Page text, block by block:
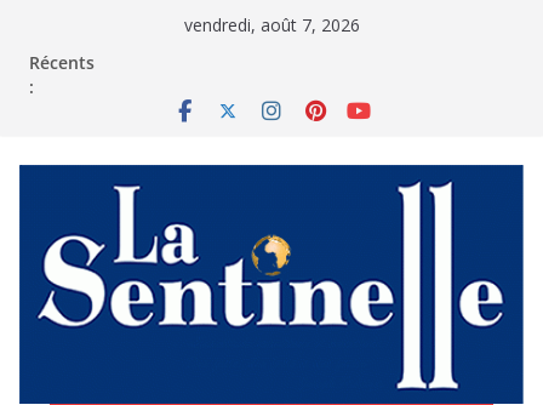
vendredi, août 7, 2026
Récents
: